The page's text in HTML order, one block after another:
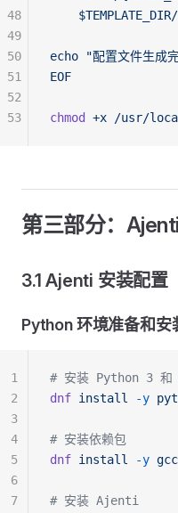
echo "配置文件生成
EOF
chmod +x /usr/
48
49
50
51
52
53
第三部分：
3.1 Ajenti 安装配置
Python 环境准备和安
# 安装 Python 3
dnf install -y
# 安装依赖包
dnf install -y gcc
# 安装 Ajenti
1
2
3
4
5
6
7